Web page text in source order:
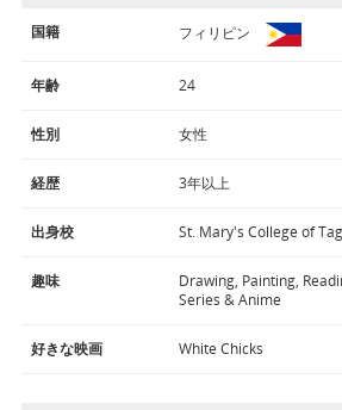
国籍 フィリピン
年齢 24
性別 女性
経歴 3年以上
出身校 St. Mary's College of
趣味
Drawing, Painting,
Series & Anime
好きな映画 White Chicks